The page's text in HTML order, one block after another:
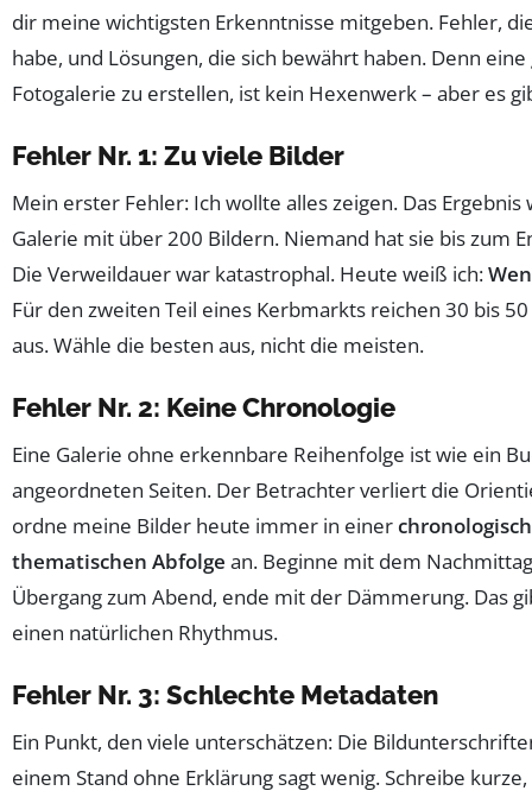
dir meine wichtigsten Erkenntnisse mitgeben. Fehler,
habe, und Lösungen, die sich bewährt haben. Denn
Fotogalerie zu erstellen, ist kein Hexenwerk – aber es
Fehler Nr. 1: Zu viele Bilder
Mein erster Fehler: Ich wollte alles zeigen. Das Ergebnis
Galerie mit über 200 Bildern. Niemand hat sie bis zum
Die Verweildauer war katastrophal. Heute weiß ich:
Für den zweiten Teil eines Kerbmarkts reichen 30 bis
aus. Wähle die besten aus, nicht die meisten.
Fehler Nr. 2: Keine Chronologie
Eine Galerie ohne erkennbare Reihenfolge ist wie ein
angeordneten Seiten. Der Betrachter verliert die
ordne meine Bilder heute immer in einer
thematischen Abfolge an. Beginne mit dem
Übergang zum Abend, ende mit der Dämmerung. Das
einen natürlichen Rhythmus.
Fehler Nr. 3: Schlechte Metadaten
Ein Punkt, den viele unterschätzen: Die
einem Stand ohne Erklärung sagt wenig. Schreibe